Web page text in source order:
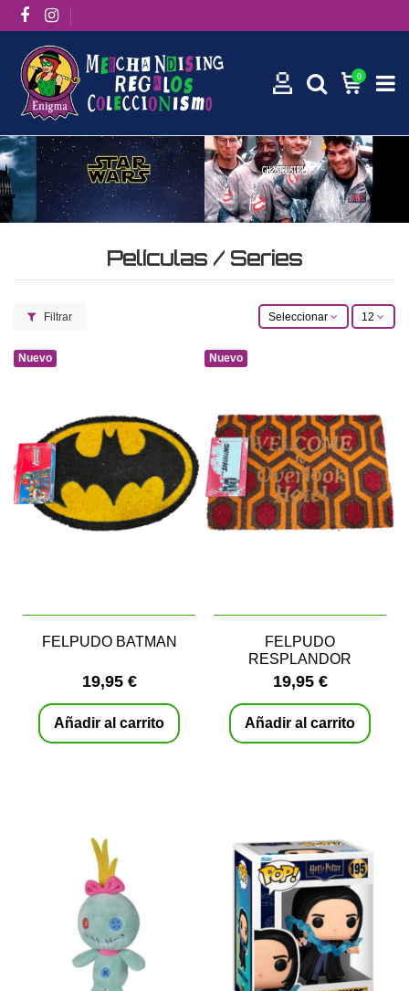
0
Películas / Series
Filtrar Seleccionar 12
Nuevo
FELPUDO BATMAN
19,95 €
Añadir al carrito
Nuevo
FELPUDO
RESPLANDOR
19,95 €
Añadir al carrito